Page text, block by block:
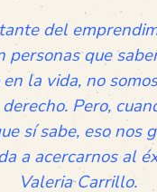
del
personas que
la vida, no
Pero,
sí sabe, eso nos
a acercarnos al
Valeria Carrillo.